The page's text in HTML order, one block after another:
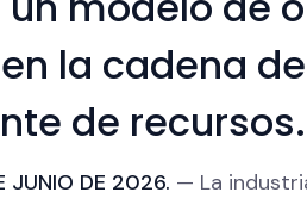
la cadena
de recursos.
JUNIO DE 2026. — La